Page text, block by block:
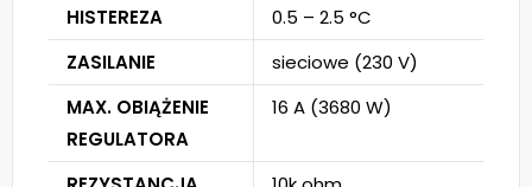
HISTEREZA
0.5 – 2.5 °C
ZASILANIE
sieciowe (230 V)
MAX. OBIĄŻENIE
REGULATORA
16 A (3680 W)